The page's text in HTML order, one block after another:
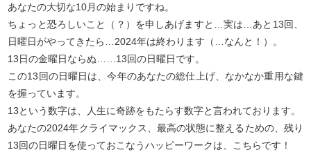
あなたの大切な10月の始まりですね。
ちょっと恐ろしいこと（？）を申しあげますと…実は…あと13回、
日曜日がやってきたら…2024年は終わります（…なんと！）。
13日の金曜日ならぬ……13回の日曜日です。
この13回の日曜日は、今年のあなたの総仕上げ、なかなか重用な鍵
を握っています。
13という数字は、人生に奇跡をもたらす数字と言われております。
あなたの2024年クライマックス、最高の状態に整えるための、残り
13回の日曜日を使っておこなうハッピーワークは、こちらです！